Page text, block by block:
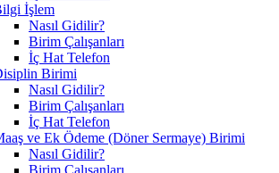
İşlem
Nasıl Gidilir?
Birim Çalışanları
İç Hat Telefon
Birimi
Nasıl Gidilir?
Birim Çalışanları
İç Hat Telefon
ve Ek Ödeme (Döner Sermaye) Birimi
Nasıl Gidilir?
Birim Çalışanları